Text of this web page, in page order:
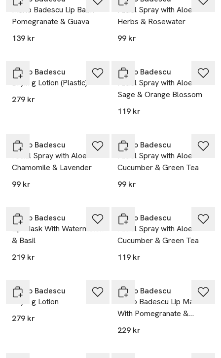
Mario Badescu Lip Balm
Pomegranate & Guava
139 kr
Facial Spray with Aloe
Herbs & Rosewater
99 kr
Mario Badescu
Dryin g Lotion (Plastic)
279 kr
Mario Badescu
Facial Spray with Aloe
Sage & Orange Blossom
119 kr
Mario Badescu
Facial Spray with Aloe
Chamomile & Lavender
99 kr
Mario Badescu
Facial Spray with Aloe
Cucumber & Green Tea
99 kr
Mario Badescu
Lip Mask With Watermelon
& Basil
219 kr
Mario Badescu
Facial Spray with Aloe
Cucumber & Green Tea
119 kr
Mario Badescu
Dryin g Lotion
279 kr
Mario Badescu
Mario Badescu Lip Mask
With Pomegranate &
Guava
229 kr